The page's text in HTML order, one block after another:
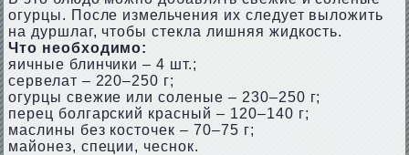
огурцы. После измельчения их следует выложить
на дуршлаг, чтобы стекла лишняя жидкость.
Что необходимо:
яичные блинчики – 4 шт.;
сервелат – 220–250 г;
огурцы свежие или соленые – 230–250 г;
перец болгарский красный – 120–140 г;
маслины без косточек – 70–75 г;
майонез, специи, чеснок.